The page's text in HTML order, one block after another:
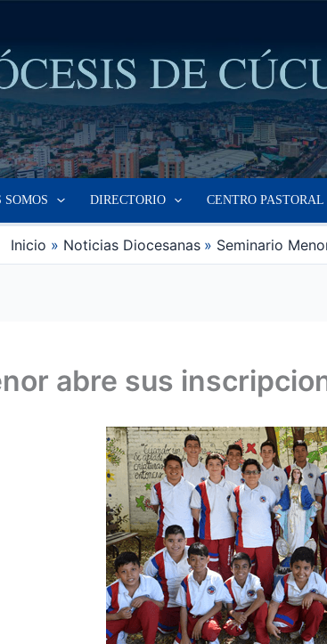
SOMOS DIRECTORIO CENTRO PASTORAL
Inicio Noticias Diocesanas Seminario
abre sus